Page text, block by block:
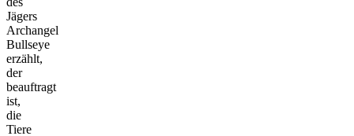
Jägers
Archangel
Bullseye
erzählt,
der
beauftragt
ist,
die
Tiere